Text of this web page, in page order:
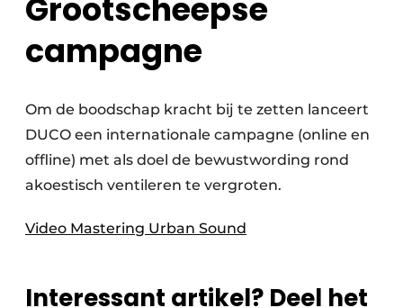
Grootscheepse
campagne
Om de boodschap kracht bij te zetten lanceert
DUCO een internationale campagne (online en
offline) met als doel de bewustwording rond
akoestisch ventileren te vergroten.
Video Mastering Urban Sound
Interessant artikel? Deel het